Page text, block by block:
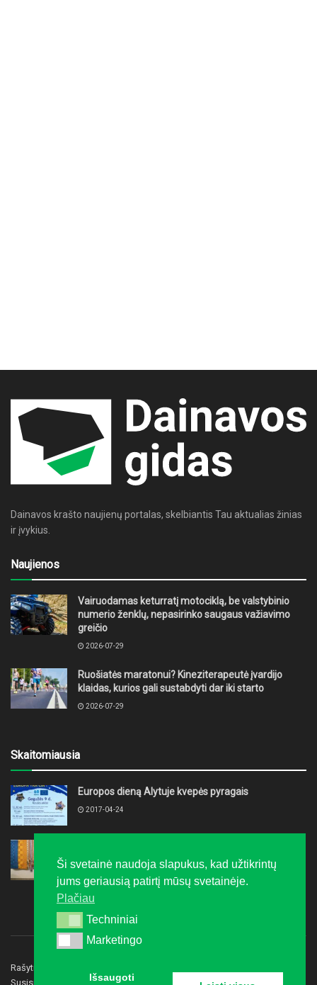
Dainavos krašto naujienų portalas, skelbiantis Tau aktualias žinias
ir įvykius.
Naujienos
Vairuodamas keturratį motociklą, be valstybinio
numerio ženklų, nepasirinko saugaus važiavimo
greičio
2026-07-29
Ruošiatės maratonui? Kineziterapeutė įvardijo
klaidas, kurios gali sustabdyti dar iki starto
2026-07-29
Skaitomiausia
Europos dieną Alytuje kvepės pyragais
2017-04-24
suspindėjo Varėnos krašto kūrėjų darbai
2016-03-09
Rašyti redakcijai
Susisiekite
Ši svetainė naudoja slapukus, kad užtikrintų
jums geriausią patirtį mūsų svetainėje.
Plačiau
Techniniai
Techniniai
Marketingo
Marketingo
Išsaugoti